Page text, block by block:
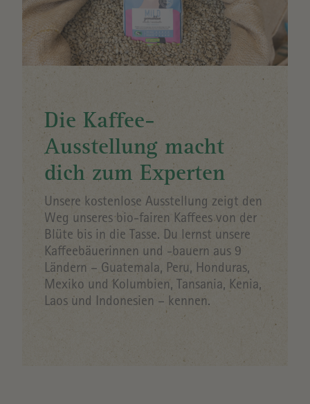
Die Kaffee-
Ausstellung macht
dich zum Experten
Unsere kostenlose Ausstellung zeigt den
Weg unseres bio-fairen Kaffees von der
Blüte bis in die Tasse. Du lernst unsere
Kaffeebäuerinnen und -bauern aus 9
Ländern – Guatemala, Peru, Honduras,
Mexiko und Kolumbien, Tansania, Kenia,
Laos und Indonesien – kennen.